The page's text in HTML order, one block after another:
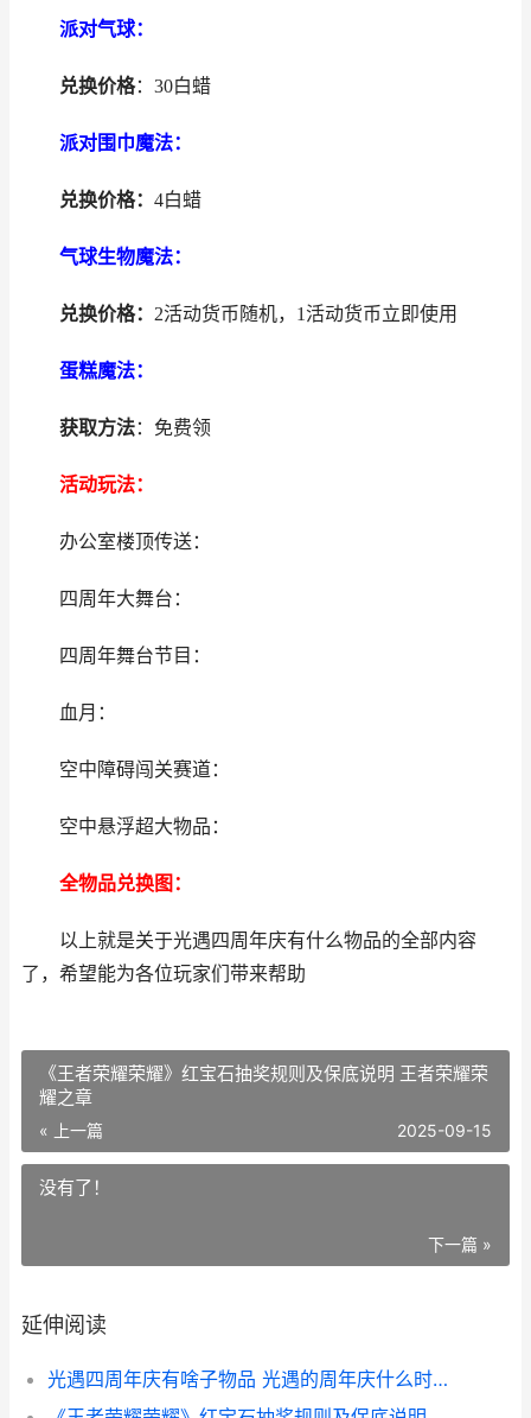
派对气球：
兑换价格：30白蜡
派对围巾魔法：
兑换价格： 4白蜡
气球生物魔法：
兑换价格： 2活动货币随机，1活动货币立即使用
蛋糕魔法：
获取方法：免费领
活动玩法：
办公室楼顶传送：
四周年大舞台：
四周年舞台节目：
血月：
空中障碍闯关赛道：
空中悬浮超大物品：
全物品兑换图：
以上就是关于光遇四周年庆有什么物品的全部内容
了，希望能为各位玩家们带来帮助
《王者荣耀荣耀》红宝石抽奖规则及保底说明 王者荣耀荣
耀之章
« 上一篇 2025-09-15
没有了！
下一篇 »
延伸阅读
光遇四周年庆有啥子物品 光遇的周年庆什么时候结束